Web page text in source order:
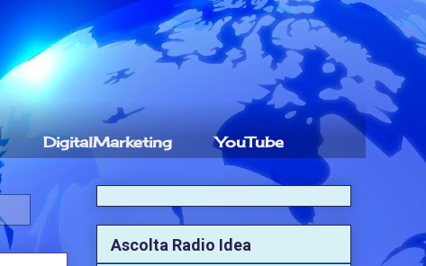
DigitalMarketing YouTube
Ascolta Radio Idea